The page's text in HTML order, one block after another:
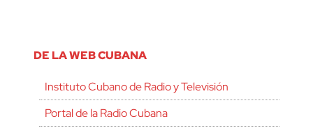
DE LA WEB CUBANA
Instituto Cubano de Radio y Televisión
Portal de la Radio Cubana